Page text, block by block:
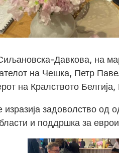
Давкова, на
на Чешка, Петр
на Кралството
задоволство од
и поддршка за